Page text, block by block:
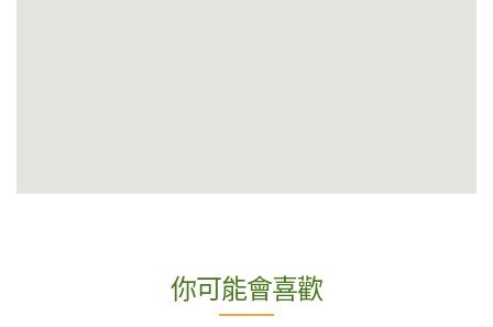
你可能會喜歡